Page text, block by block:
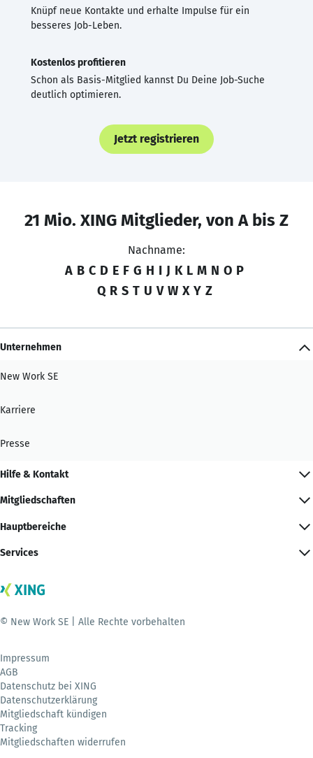
Knüpf neue Kontakte und erhalte Impulse für ein
besseres Job-Leben.
Kostenlos profitieren
Schon als Basis-Mitglied kannst Du Deine Job-Suche
deutlich optimieren.
Jetzt registrieren
21 Mio. XING Mitglieder, von A bis Z
Nachname:
A B C D E F G H I J K L M N O P
Q R S T U V W X Y Z
Unternehmen
New Work SE
Karriere
Presse
Hilfe & Kontakt
Mitgliedschaften
Hauptbereiche
Services
© New Work SE | Alle Rechte vorbehalten
Impressum
AGB
Datenschutz bei XING
Datenschutzerklärung
Mitgliedschaft kündigen
Tracking
Mitgliedschaften widerrufen